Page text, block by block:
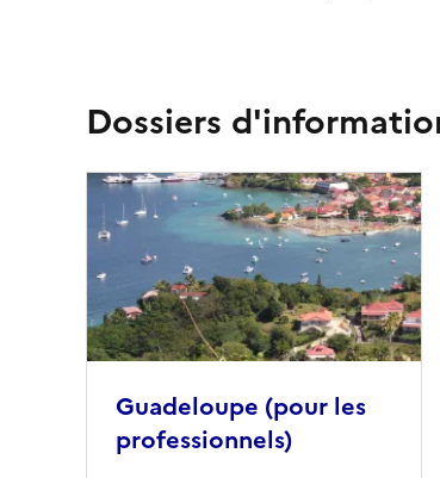
Dossiers
Guadeloupe (pour les
professionnels)
Image
principale